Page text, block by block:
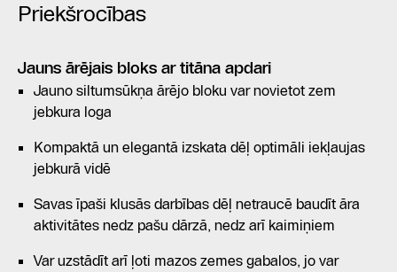
Priekšrocības
Jauns ārējais bloks ar titāna apdari
Jauno siltumsūkņa ārējo bloku var novietot zem
jebkura loga
Kompaktā un elegantā izskata dēļ optimāli iekļaujas
jebkurā vidē
Savas īpaši klusās darbības dēļ netraucē baudīt āra
aktivitātes nedz pašu dārzā, nedz arī kaimiņiem
Var uzstādīt arī ļoti mazos zemes gabalos, jo var